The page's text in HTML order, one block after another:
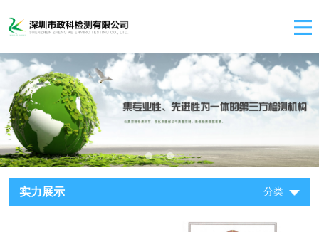
实力展示 分类